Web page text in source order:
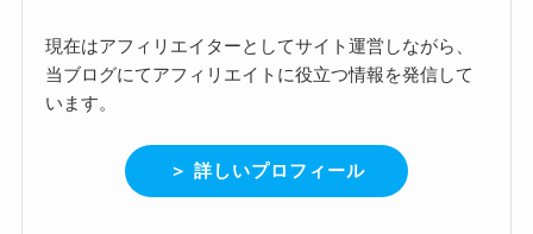
現在はアフィリエイターとしてサイト運営しながら、
当ブログにてアフィリエイトに役立つ情報を発信して
います。
＞ 詳しいプロフィール